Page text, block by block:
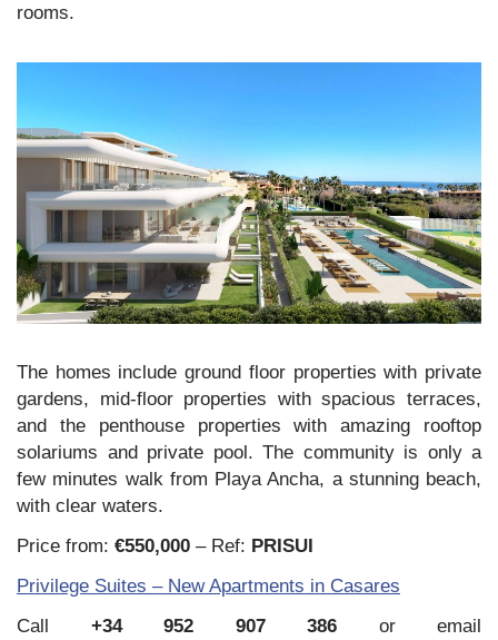
rooms.
The homes include ground floor properties with private
gardens, mid-floor properties with spacious terraces,
and the penthouse properties with amazing rooftop
solariums and private pool. The community is only a
few minutes walk from Playa Ancha, a stunning beach,
with clear waters.
Price from: €550,000 – Ref: PRISUI
Privilege Suites – New Apartments in Casares
Call +34 952 907 386 or email